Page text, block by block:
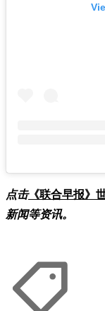
点击《联合早报》
新闻等资讯。